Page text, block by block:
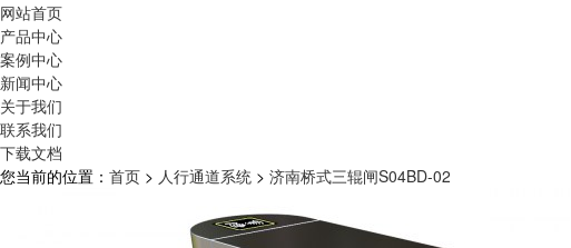
网站首页
产品中心
案例中心
新闻中心
关于我们
联系我们
下载文档
您当前的位置： 首页 > 人行通道系统 > 济南桥式三辊闸S04BD-02